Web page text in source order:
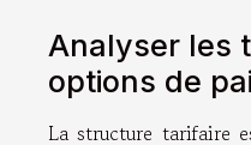
Analyser les
options de
La structure tarifaire